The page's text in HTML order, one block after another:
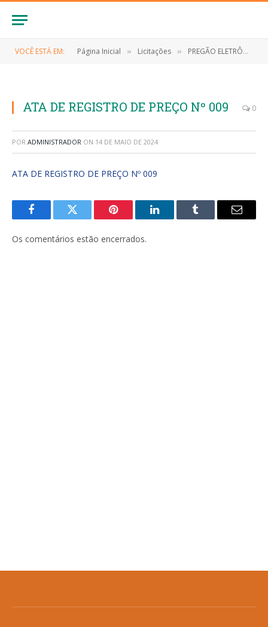
VOCÊ ESTÁ EM: Página Inicial » Licitações » PREGÃO ELETRÔNICO Nº 032/2023/SRP (CONTRATAÇÃO DE EMPRESA PARA AQUISIÇÃO DE SUPRIMENTOS, EQUIPAMENTOS E ELETRÔNICOS DE INFORMÁTICA, PARA ATENDER AS NECESSIDADES SECRETARIA MUNICIPAL DE SAÚDE DO MUNICÍPIO DE ANAPURUS/MA)
ATA DE REGISTRO DE PREÇO Nº 009 0
POR ADMINISTRADOR ON 14 DE MAIO DE 2024
ATA DE REGISTRO DE PREÇO Nº 009
FacebookTwitter Pinterest LinkedInTumblr
E-
Os comentários estão encerrados.